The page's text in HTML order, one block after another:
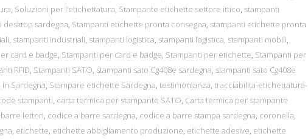
Soluzioni per l’etichettatura Stampante etichette settore ittico stampanti
desktop sardegna Stampanti etichette pronta consegna stampanti etichette pronta
stampanti industriali stampanti logistica stampanti logistica stampanti mobili
card e badge Stampanti per card e badge Stampanti per etichette Stampanti per
RFID Stampanti SATO stampanti sato Cg408e sardegna stampanti sato Cg408e
Sardegna Stampare etichette Sardegna testimonianza tracciabilita-etichettatura-
stampanti carta termica per stampante SATO Carta termica per stampante
lettori codice a barre sardegna codice a barre stampa sardegna coronella
etichette etichette abbigliamento produzione etichette adesive etichette